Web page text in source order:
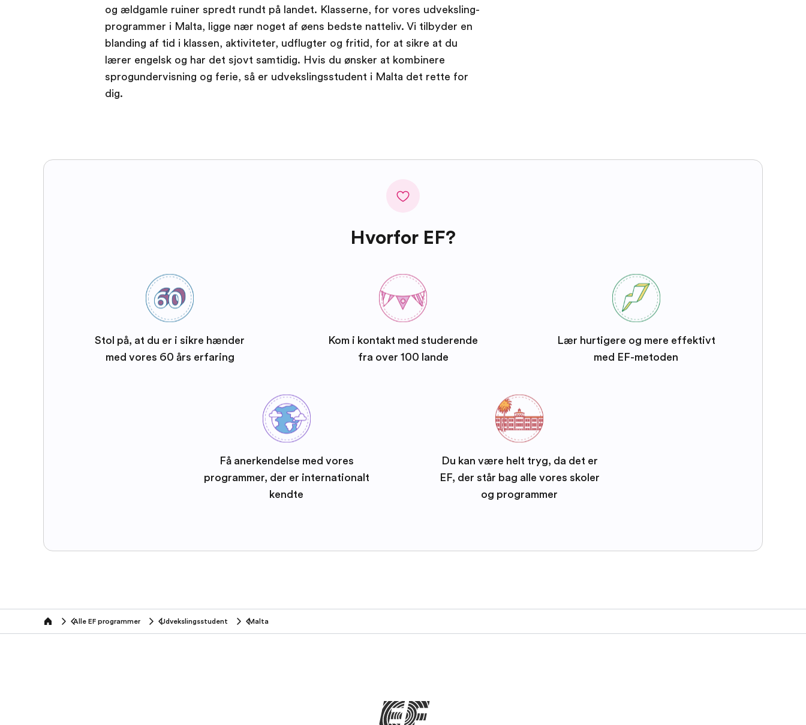
og ældgamle ruiner spredt rundt på landet. Klasserne, for vores udveksling-
programmer i Malta, ligge nær noget af øens bedste natteliv. Vi tilbyder en
blanding af tid i klassen, aktiviteter, udflugter og fritid, for at sikre at du
lærer engelsk og har det sjovt samtidig. Hvis du ønsker at kombinere
sprogundervisning og ferie, så er udvekslingsstudent i Malta det rette for
dig.
Hvorfor EF?
Stol på, at du er i sikre hænder
med vores 60 års erfaring
Kom i kontakt med studerende
fra over 100 lande
Lær hurtigere og mere effektivt
med EF-metoden
Få anerkendelse med vores
programmer, der er internationalt
kendte
Du kan være helt tryg, da det er
EF, der står bag alle vores skoler
og programmer
home Alle EF programmer Udvekslingsstudent Malta